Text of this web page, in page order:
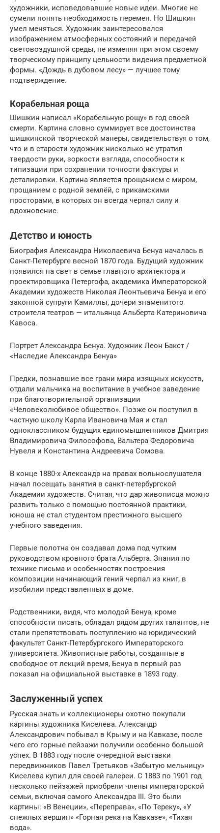
художники, исповедовавшие новые идеи. Многие не
сумели понять необходимость перемен. Но Шишкин
умел меняться. Художник заинтересовался
изображением атмосферных состояний и передачей
световоздушной среды, не изменяя при этом своему
творческому принципу цельности видения предметной
формы. «Дождь в дубовом лесу» — лучшее тому
подтверждение.
Корабельная роща
Шишкин написал «Корабельную рощу» в год своей
смерти. Картина словно суммирует все достоинства
шишкинской творческой манеры, свидетельствуя о том,
что и в старости художник нисколько не утратил
твердости руки, зоркости взгляда, способности к
типизации при сохранении точности фактуры и
деталировки. Картина является прощанием с миром,
прощанием с родной землёй, с прикамскими
просторами, в которых он всегда черпал силу и
вдохновение.
Детство и юность
Биография Александра Николаевича Бенуа началась в
Санкт-Петербурге весной 1870 года. Будущий художник
появился на свет в семье главного архитектора и
проектировщика Петергофа, академика Императорской
Академии художеств Николая Леонтьевича Бенуа и его
законной супруги Камиллы, дочери знаменитого
строителя театров — итальянца Альберта Катериновича
Кавоса.
Портрет Александра Бенуа. Художник Леон Бакст /
«Наследие Александра Бенуа»
Предки, познавшие все грани мира изящных искусств,
отдали мальчика на воспитание в учебное заведение
при благотворительной организации
«Человеколюбивое общество». Позже он поступил в
частную школу Карла Ивановича Мая и стал
одноклассником будущих единомышленников Дмитрия
Владимировича Философова, Вальтера Федоровича
Нувеля и Константина Андреевича Сомова.
В конце 1880-х Александр на правах вольнослушателя
начал посещать занятия в санкт-петербургской
Академии художеств. Считая, что дар живописца можно
развить только с помощью постоянной практики,
юноша не стал студентом престижного высшего
учебного заведения.
Первые полотна он создавал дома под чутким
руководством кровного брата Альберта. Знания по
технике письма и особенностях построения
композиции начинающий гений черпал из книг, в
изобилии представленных в доме.
Родственники, видя, что молодой Бенуа, кроме
способности писать, обладал рядом других талантов, не
стали препятствовать поступлению на юридический
факультет Санкт-Петербургского Императорского
университета. Живописные работы, созданные в
свободное от лекций время, Бенуа в первый раз
показал на официальной выставке в 1893 году.
Заслуженный успех
Русская знать и коллекционеры охотно покупали
картины художника Киселева. Александр
Александрович побывал в Крыму и на Кавказе, после
чего его горные пейзажи получили особенно большой
успех. В 1883 году после очередной выставки
передвижников Павел Третьяков «Забытую мельницу»
Киселева купил для своей галереи. С 1883 по 1901 год
несколько пейзажей приобрели члены императорской
семьи, включая самого Александра III. Это были
картины: «В Венеции», «Переправа», «По Тереку», «У
снежных вершин» «Горная река на Кавказе», «Тихая
вода».